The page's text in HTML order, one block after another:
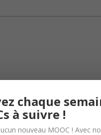
chaque
à suivre !
nouveau MOOC ! Avec